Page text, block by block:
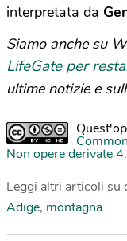
interpretata da
Siamo anche su
LifeGate per
ultime notizie e
Non opere derivate
Leggi altri articoli su
Adige, montagna